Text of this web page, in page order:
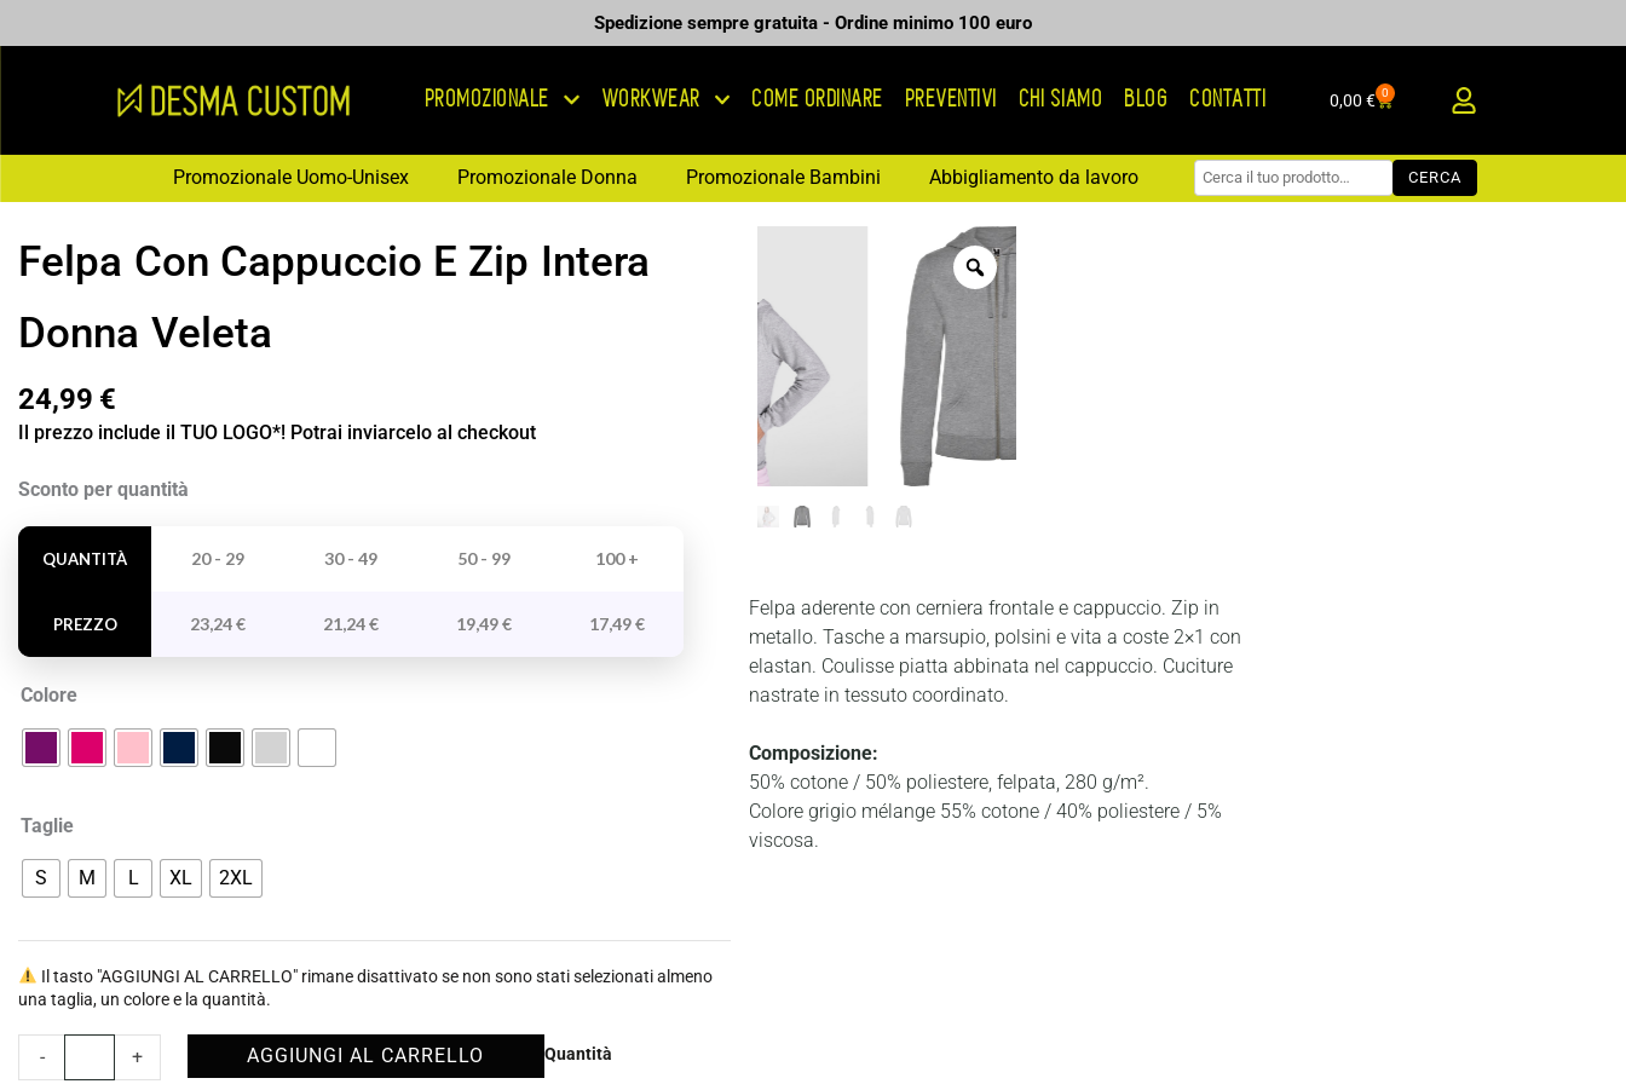
al
Spedizione sempre gratuita - Ordine minimo 100 euro
PROMOZIONALE WORKWEAR COME ORDINARE PREVENTIVI CHI SIAMO BLOG CONTATTI 0,00 € 0
Carrello
Promozionale Uomo-Unisex Promozionale Donna Promozionale Bambini Abbigliamento da lavoro CERCA
Felpa Con Cappuccio E Zip Intera
Donna Veleta
24,99 €
Il prezzo include il TUO LOGO*! Potrai inviarcelo al checkout
Sconto per quantità
QUANTITÀ
PREZZO
20 - 29 30 - 49 50 - 99 100 +
23,24€ 21,24€ 19,49€ 17,49€
Colore
Taglie
S M L XL 2XL
Il tasto "AGGIUNGI AL CARRELLO" rimane disattivato se non sono stati selezionati almeno
una taglia, un colore e la quantità.
Quantità
-
Felpa
Cappuccio
Intera
Donna
Veleta
quantità
+ AGGIUNGI AL CARRELLO
Felpa aderente con cerniera frontale e cappuccio. Zip in
metallo. Tasche a marsupio, polsini e vita a coste 2×1 con
elastan. Coulisse piatta abbinata nel cappuccio. Cuciture
nastrate in tessuto coordinato.
Composizione:
50% cotone / 50% poliestere, felpata, 280 g/m².
Colore grigio mélange 55% cotone / 40% poliestere / 5%
viscosa.